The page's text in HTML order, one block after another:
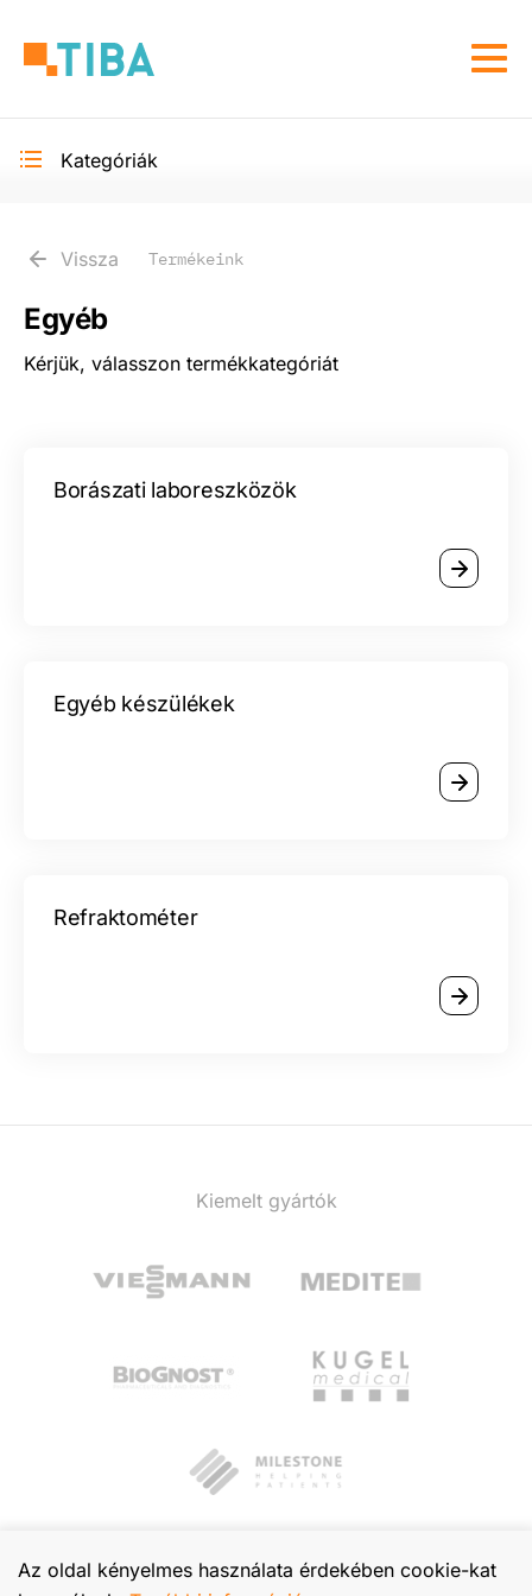
Az oldal kényelmes használata érdekében cookie-kat
tartalomra
ToggleKategóriák
Vissza Termékeink
Egyéb
Kérjük, válasszon termékkategóriát
Borászati laboreszközök
Egyéb készülékek
Refraktométer
Kiemelt gyártók